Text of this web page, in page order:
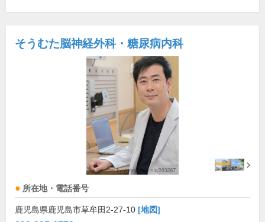
そうむた脳神経外科・糖尿病内科
所在地・電話番号
鹿児島県鹿児島市草牟田2-27-10 [地図]